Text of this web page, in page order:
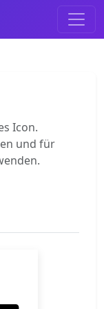
Icon.
und für